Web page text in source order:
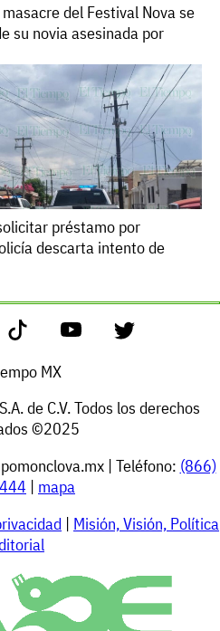
del Festival Nova se
su novia asesinada por
préstamo por
descarta intento de
MX
de C.V. Todos los derechos
©2025
| Teléfono: (866)
| mapa
| Misión, Visión, Política